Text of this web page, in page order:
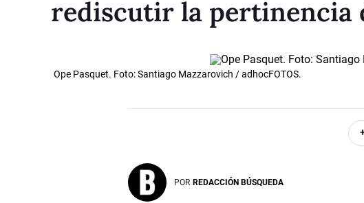
rediscutir la pertinencia
Ope Pasquet. Foto: Santiago Mazzarovich / adhocFOTOS.
POR REDACCIÓN BÚSQUEDA